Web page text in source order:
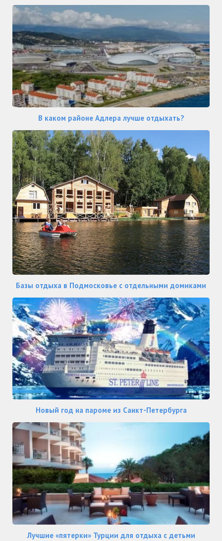
В каком районе Адлера лучше отдыхать?
Базы отдыха в Подмосковье с отдельными домиками
Новый год на пароме из Санкт-Петербурга
Лучшие «пятерки» Турции для отдыха с детьми